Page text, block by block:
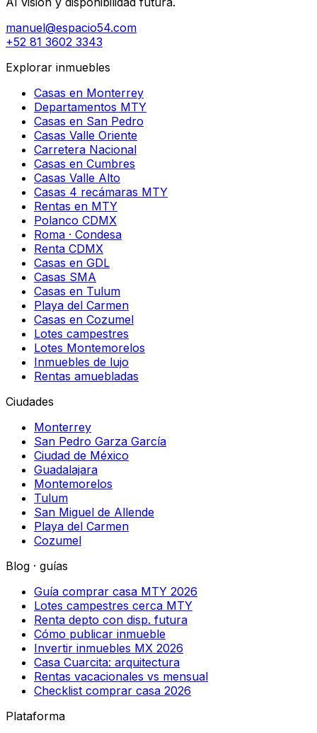
manuel@espacio54.com
+52 81 3602 3343
Explorar inmuebles
Casas en Monterrey
Departamentos MTY
Casas en San Pedro
Casas Valle Oriente
Carretera Nacional
Casas en Cumbres
Casas Valle Alto
Casas 4 recámaras MTY
Rentas en MTY
Polanco CDMX
Roma · Condesa
Renta CDMX
Casas en GDL
Casas SMA
Casas en Tulum
Playa del Carmen
Casas en Cozumel
Lotes campestres
Lotes Montemorelos
Inmuebles de lujo
Rentas amuebladas
Ciudades
Monterrey
San Pedro Garza García
Ciudad de México
Guadalajara
Montemorelos
Tulum
San Miguel de Allende
Playa del Carmen
Cozumel
Blog · guías
Guía comprar casa MTY 2026
Lotes campestres cerca MTY
Renta depto con disp. futura
Cómo publicar inmueble
Invertir inmuebles MX 2026
Casa Cuarcita: arquitectura
Rentas vacacionales vs mensual
Checklist comprar casa 2026
Plataforma